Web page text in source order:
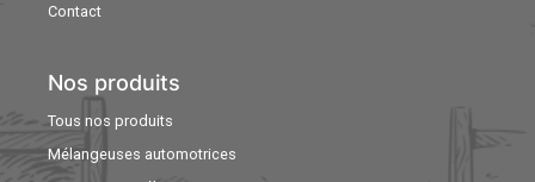
Contact
Nos produits
Tous nos produits
Mélangeuses automotrices